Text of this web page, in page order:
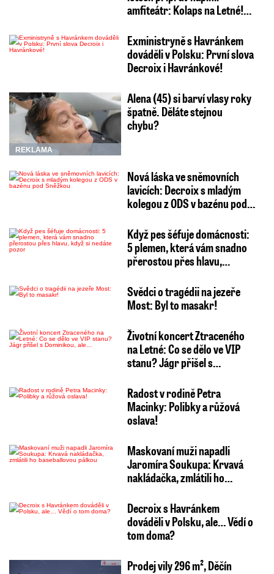
amfiteátr: Kolaps na Letné!…
Exministryně s Havránkem
dováděli v Polsku: První slova
Decroix i Havránkové!
REKLAMA
Alena (45) si barví vlasy roky
špatně. Děláte stejnou
chybu?
Nová láska ve sněmovních
lavicích: Decroix s mladým
kolegou z ODS v bazénu pod…
Když pes šéfuje domácnosti:
5 plemen, která vám snadno
přerostou přes hlavu,…
Svědci o tragédii na jezeře
Most: Byl to masakr!
Životní koncert Ztraceného
na Letné: Co se dělo ve VIP
stanu? Jágr přišel s…
Radost v rodině Petra
Macinky: Polibky a růžová
oslava!
Maskovaní muži napadli
Jaromíra Soukupa: Krvavá
nakládačka, zmlátili ho…
Decroix s Havránkem
dováděli v Polsku, ale… Vědí o
tom doma?
Prodej vily 296 m², Děčín